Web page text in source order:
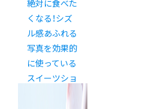
絶対に食べた
くなる！シズ
ル感あふれる
写真を効果的
に使っている
スイーツショ